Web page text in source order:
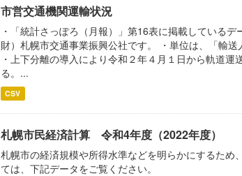
市営交通機関運輸状況
・「統計さっぽろ（月報）」第16表に掲載している
財）札幌市交通事業振興公社です。 ・単位は、「輸
・上下分離の導入により令和２年４月１日から軌道
る。...
CSV
札幌市民経済計算 令和4年度（2022年度）
札幌市の経済規模や所得水準などを明らかにするた
ては、下記データをご覧ください。